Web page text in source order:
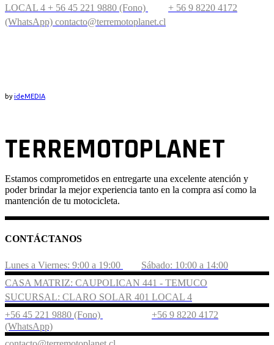
LOCAL 4 + 56 45 221 9880 (Fono)
+ 56 9 8220 4172
(WhatsApp) contacto@terremotoplanet.cl
byideMEDIA
TERREMOTOPLANET
Estamos comprometidos en entregarte una excelente atención y
poder brindar la mejor experiencia tanto en la compra así como la
mantención de tu motocicleta.
CONTÁCTANOS
Lunes a Viernes: 9:00 a 19:00
Sábado: 10:00 a 14:00
CASA MATRIZ: CAUPOLICAN 441 - TEMUCO
SUCURSAL: CLARO SOLAR 401 LOCAL 4
+56 45 221 9880 (Fono)
+56 9 8220 4172
(WhatsApp)